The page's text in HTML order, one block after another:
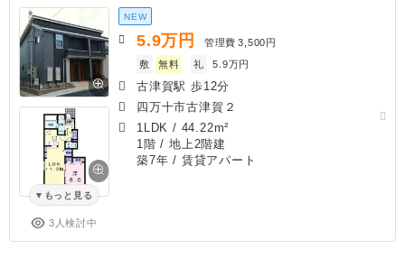
もっと見る
3人検討中
NEW
5.9万円 管理費 3,500円
敷
無料 礼 5.9万円
古津賀駅 歩12分
四万十市古津賀２
1LDK / 44.22m²
1階 / 地上2階建
築7年 / 賃貸アパート